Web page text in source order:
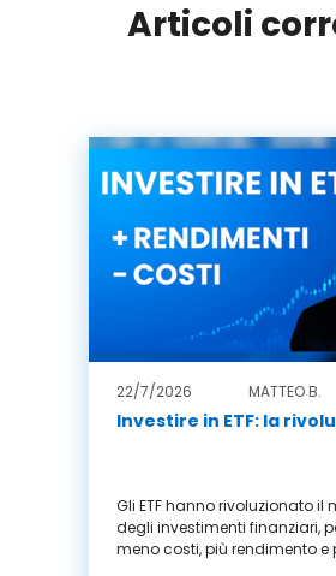
Articoli
22/7/2026 MATTEO B.
Investire in ETF: la
Gli ETF hanno rivoluzionato il
degli investimenti finanziari,
meno costi, più rendimento e